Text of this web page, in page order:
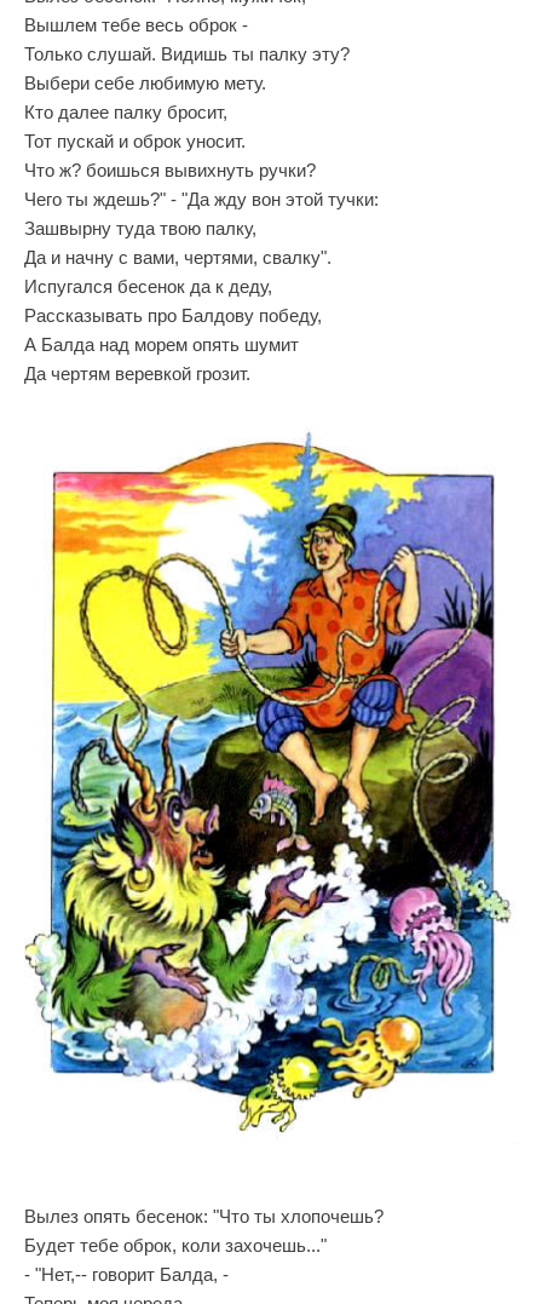
Вышлем тебе весь оброк -
Только слушай. Видишь ты палку эту?
Выбери себе любимую мету.
Кто далее палку бросит,
Тот пускай и оброк уносит.
Что ж? боишься вывихнуть ручки?
Чего ты ждешь?" - "Да жду вон этой тучки:
Зашвырну туда твою палку,
Да и начну с вами, чертями, свалку".
Испугался бесенок да к деду,
Рассказывать про Балдову победу,
А Балда над морем опять шумит
Да чертям веревкой грозит.
Вылез опять бесенок: "Что ты хлопочешь?
Будет тебе оброк, коли захочешь..."
- "Нет,-- говорит Балда, -